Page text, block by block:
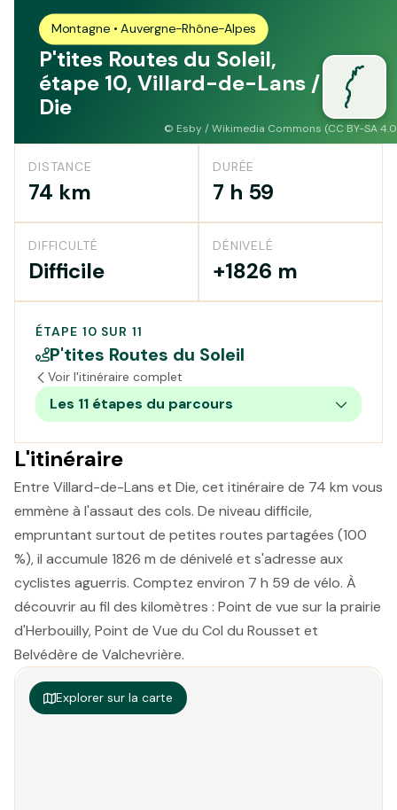
Montagne • Auvergne-Rhône-Alpes
P'tites Routes du Soleil,
étape 10, Villard-de-Lans /
Die
© Esby / Wikimedia Commons (CC BY-SA
DISTANCE
74 km
DURÉE
7 h 59
DIFFICULTÉ
Difficile
DÉNIVELÉ
+1826 m
ÉTAPE 10 SUR 11
P'tites Routes du Soleil
Voir l'itinéraire complet
Les 11 étapes du parcours
L'itinéraire
Entre Villard-de-Lans et Die, cet itinéraire de 74 km vous
emmène à l'assaut des cols. De niveau difficile,
empruntant surtout de petites routes partagées (100
%), il accumule 1826 m de dénivelé et s'adresse aux
cyclistes aguerris. Comptez environ 7 h 59 de vélo. À
découvrir au fil des kilomètres : Point de vue sur la prairie
d'Herbouilly, Point de Vue du Col du Rousset et
Belvédère de Valchevrière.
Explorer sur la carte